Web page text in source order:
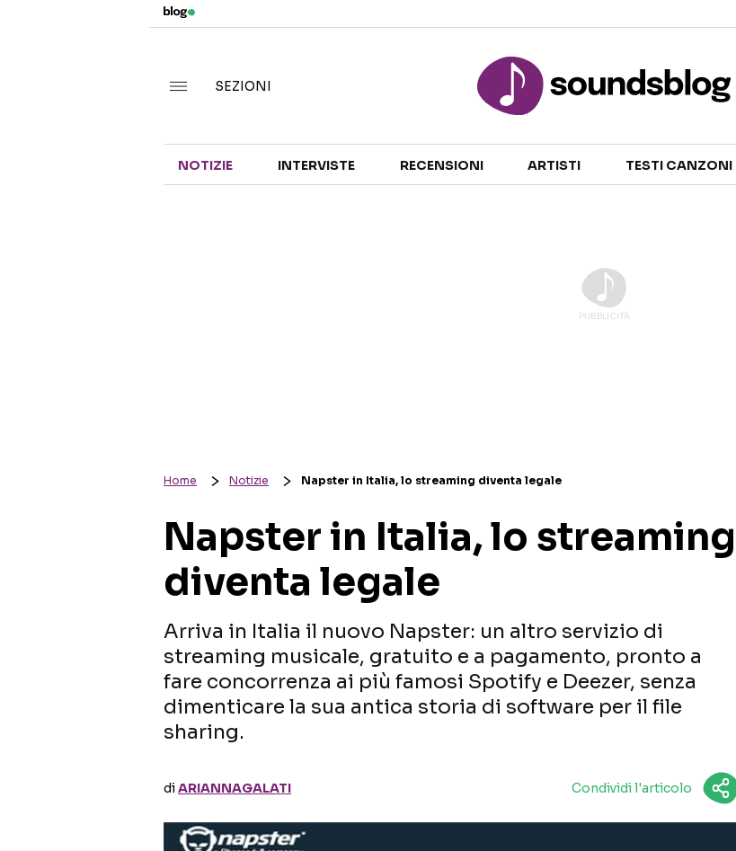
TALENT SHOW
SEZIONI
NOTIZIE INTERVISTE RECENSIONI ARTISTI TESTI CANZONI
Home Notizie Napster in Italia, lo streaming diventa legale
Napster in Italia, lo streaming
diventa legale
Arriva in Italia il nuovo Napster: un altro servizio di
streaming musicale, gratuito e a pagamento, pronto a
fare concorrenza ai più famosi Spotify e Deezer, senza
dimenticare la sua antica storia di software per il file
sharing.
diARIANNAGALATI Condividi l'articolo